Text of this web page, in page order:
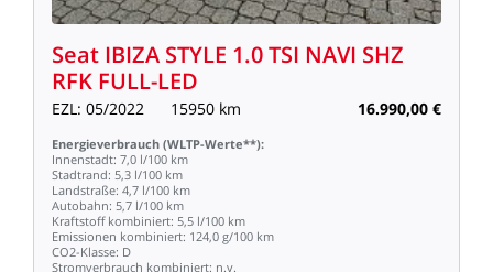
Seat IBIZA STYLE 1.0TSI NAVI SHZ
RFK FULL-LED
EZL: 05/2022 15950 km 16.990,00 €
Energieverbrauch (WLTP-Werte**):
Innenstadt: 7,0 l/100 km
Stadtrand: 5,3 l/100 km
Landstraße: 4,7 l/100 km
Autobahn: 5,7 l/100 km
Kraftstoff kombiniert: 5,5 l/100 km
Emissionen kombiniert: 124,0 g/100 km
CO2-Klasse: D
Stromverbrauch kombiniert: n.v.